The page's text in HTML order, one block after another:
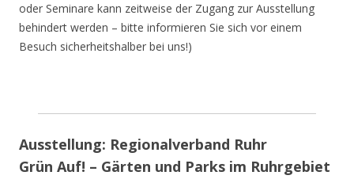
oder Seminare kann zeitweise der Zugang zur Ausstellung
behindert werden – bitte informieren Sie sich vor einem
Besuch sicherheitshalber bei uns!)
Ausstellung: Regionalverband Ruhr
Grün Auf! – Gärten und Parks im Ruhrgebiet